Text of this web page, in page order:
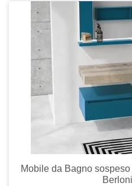
Mobile da Bagno